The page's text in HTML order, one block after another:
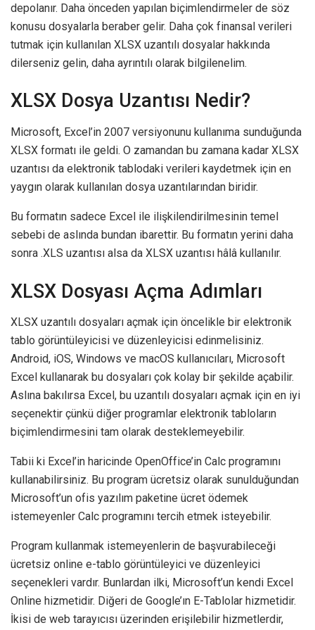
depolanır. Daha önceden yapılan biçimlendirmeler de söz
konusu dosyalarla beraber gelir. Daha çok finansal verileri
tutmak için kullanılan XLSX uzantılı dosyalar hakkında
dilerseniz gelin, daha ayrıntılı olarak bilgilenelim.
XLSX Dosya Uzantısı Nedir?
Microsoft, Excel’in 2007 versiyonunu kullanıma sunduğunda
XLSX formatı ile geldi. O zamandan bu zamana kadar XLSX
uzantısı da elektronik tablodaki verileri kaydetmek için en
yaygın olarak kullanılan dosya uzantılarından biridir.
Bu formatın sadece Excel ile ilişkilendirilmesinin temel
sebebi de aslında bundan ibarettir. Bu formatın yerini daha
sonra .XLS uzantısı alsa da XLSX uzantısı hâlâ kullanılır.
XLSX Dosyası Açma Adımları
XLSX uzantılı dosyaları açmak için öncelikle bir elektronik
tablo görüntüleyicisi ve düzenleyicisi edinmelisiniz.
Android, iOS, Windows ve macOS kullanıcıları, Microsoft
Excel kullanarak bu dosyaları çok kolay bir şekilde açabilir.
Aslına bakılırsa Excel, bu uzantılı dosyaları açmak için en iyi
seçenektir çünkü diğer programlar elektronik tabloların
biçimlendirmesini tam olarak desteklemeyebilir.
Tabii ki Excel’in haricinde OpenOffice’in Calc programını
kullanabilirsiniz. Bu program ücretsiz olarak sunulduğundan
Microsoft’un ofis yazılım paketine ücret ödemek
istemeyenler Calc programını tercih etmek isteyebilir.
Program kullanmak istemeyenlerin de başvurabileceği
ücretsiz online e-tablo görüntüleyici ve düzenleyici
seçenekleri vardır. Bunlardan ilki, Microsoft’un kendi Excel
Online hizmetidir. Diğeri de Google’ın E-Tablolar hizmetidir.
İkisi de web tarayıcısı üzerinden erişilebilir hizmetlerdir,